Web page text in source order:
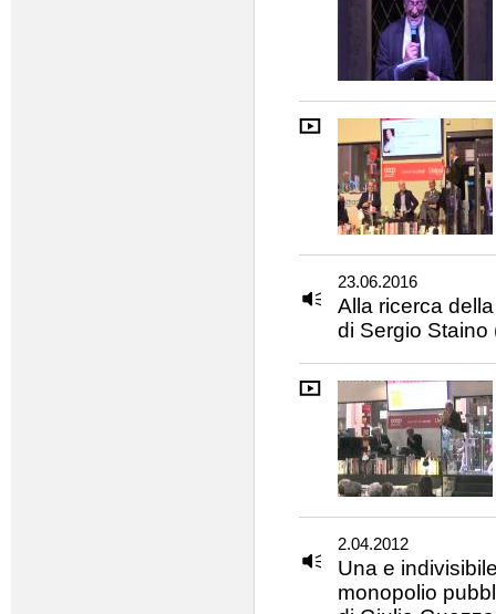
23.06.2016
Alla ricerca
di Sergio Staino
2.04.2012
Una e
monopolio